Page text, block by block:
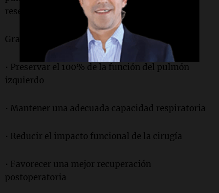
resección completa del órgano.
Gracias a este abordaje, es posible:
• Preservar el 100% de la función del pulmón
izquierdo
• Mantener una adecuada capacidad respiratoria
• Reducir el impacto funcional de la cirugía
• Favorecer una mejor recuperación
postoperatoria